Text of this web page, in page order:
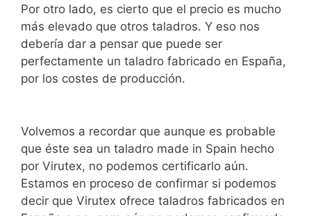
Por otro lado, es cierto que el precio es mucho
más elevado que otros taladros. Y eso nos
debería dar a pensar que puede ser
perfectamente un taladro fabricado en España,
por los costes de producción.
Volvemos a recordar que aunque es probable
que éste sea un taladro made in Spain hecho
por Virutex, no podemos certificarlo aún.
Estamos en proceso de confirmar si podemos
decir que Virutex ofrece taladros fabricados en